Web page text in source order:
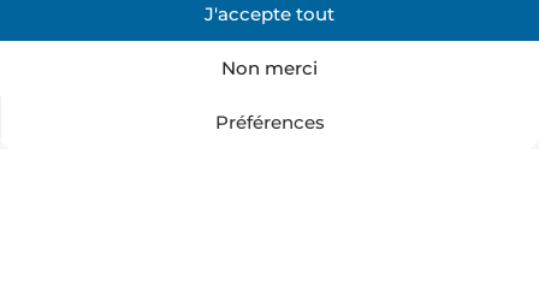
J'accepte tout
Non merci
Préférences